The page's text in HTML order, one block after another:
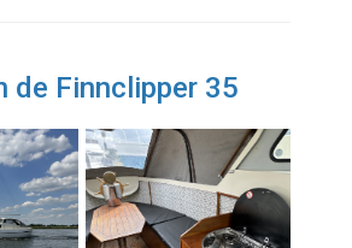
de Finnclipper 35